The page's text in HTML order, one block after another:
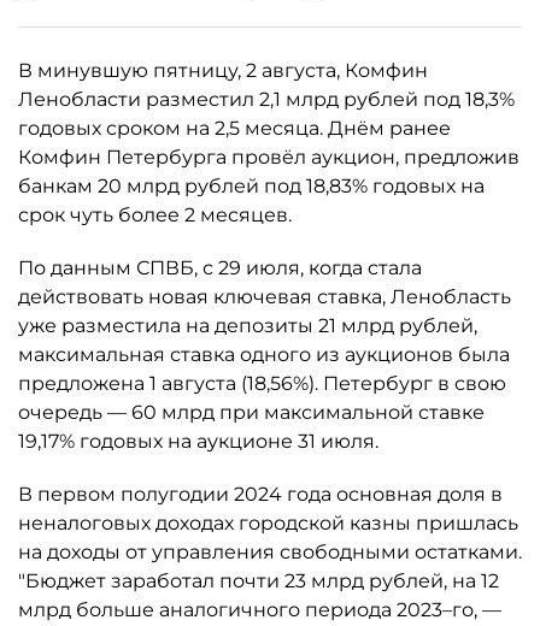
В минувшую пятницу, 2 августа, Комфин
Ленобласти разместил 2,1 млрд рублей под 18,3%
годовых сроком на 2,5 месяца. Днём ранее
Комфин Петербурга провёл аукцион, предложив
банкам 20 млрд рублей под 18,83% годовых на
срок чуть более 2 месяцев.
По данным СПВБ, с 29 июля, когда стала
действовать новая ключевая ставка, Ленобласть
уже разместила на депозиты 21 млрд рублей,
максимальная ставка одного из аукционов была
предложена 1 августа (18,56%). Петербург в свою
очередь — 60 млрд при максимальной ставке
19,17% годовых на аукционе 31 июля.
В первом полугодии 2024 года основная доля в
неналоговых доходах городской казны пришлась
на доходы от управления свободными остатками.
"Бюджет заработал почти 23 млрд рублей, на 12
млрд больше аналогичного периода 2023–го, —